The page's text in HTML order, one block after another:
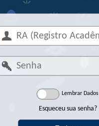
Lembrar Dados
Esqueceu sua senha?